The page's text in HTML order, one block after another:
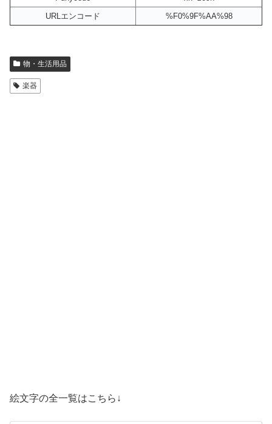
URLエンコード
%F0%9F%AA%98
物・生活用品
楽器
絵文字の全一覧はこちら↓